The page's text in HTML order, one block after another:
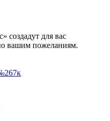
создадут для вас
вашим пожеланиям.